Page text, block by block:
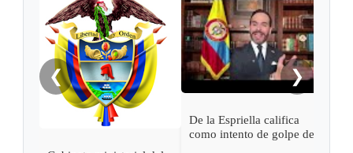
❮
De la Espriella califica
como intento de golpe de
❯